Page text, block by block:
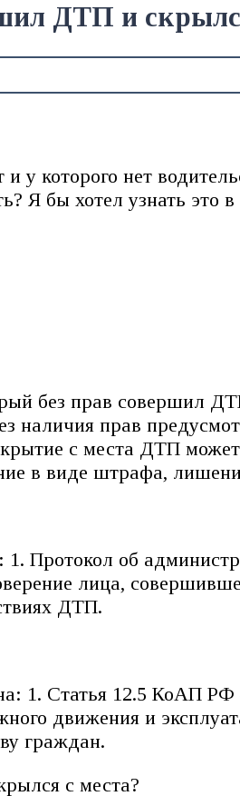
ДТП и
у которого нет
бы хотел узнать это в
без прав совершил
прав
с места ДТП может
в виде штрафа,
Протокол об
лица,
ДТП.
1. Статья 12.5 КоАП
движения и
граждан.
с места?